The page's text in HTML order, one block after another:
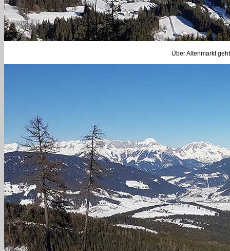
Über Altenmarkt